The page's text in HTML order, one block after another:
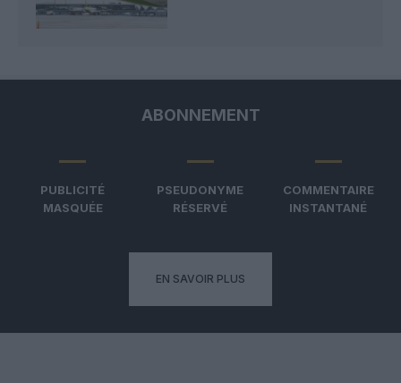
ABONNEMENT
PUBLICITÉ
MASQUÉE
PSEUDONYME
RÉSERVÉ
COMMENTAIRE
INSTANTANÉ
EN SAVOIR PLUS